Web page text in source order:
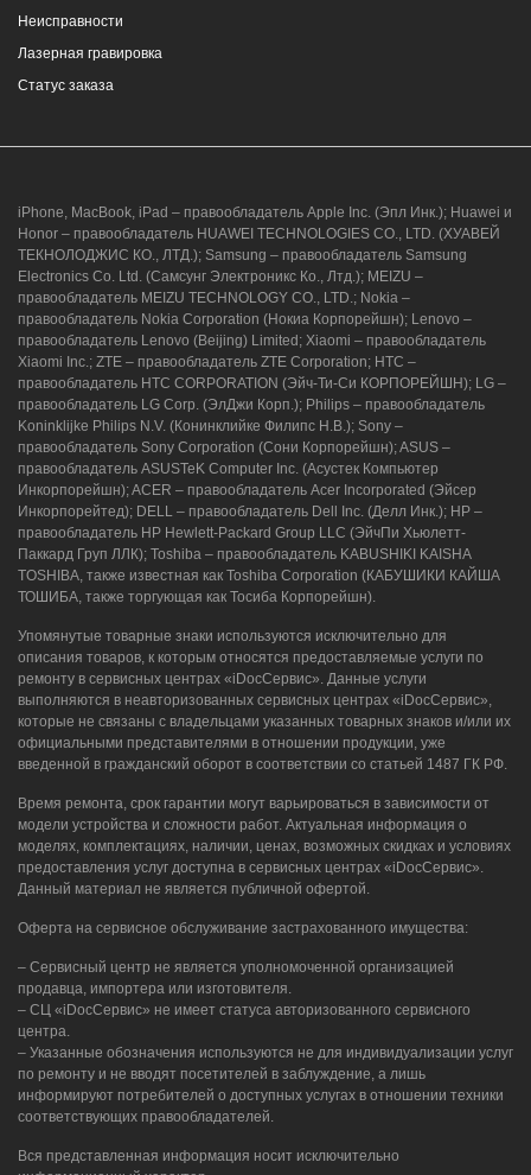
Неисправности
Лазерная гравировка
Статус заказа
iPhone, MacBook, iPad – правообладатель Apple Inc. (Эпл Инк.); Huawei и
Honor – правообладатель HUAWEI TECHNOLOGIES CO., LTD. (ХУАВЕЙ
ТЕКНОЛОДЖИС КО., ЛТД.); Samsung – правообладатель Samsung
Electronics Co. Ltd. (Самсунг Электроникс Ко., Лтд.); MEIZU –
правообладатель MEIZU TECHNOLOGY CO., LTD.; Nokia –
правообладатель Nokia Corporation (Нокиа Корпорейшн); Lenovo –
правообладатель Lenovo (Beijing) Limited; Xiaomi – правообладатель
Xiaomi Inc.; ZTE – правообладатель ZTE Corporation; HTC –
правообладатель HTC CORPORATION (Эйч-Ти-Си КОРПОРЕЙШН); LG –
правообладатель LG Corp. (ЭлДжи Корп.); Philips – правообладатель
Koninklijke Philips N.V. (Конинклийке Филипс Н.В.); Sony –
правообладатель Sony Corporation (Сони Корпорейшн); ASUS –
правообладатель ASUSTeK Computer Inc. (Асустек Компьютер
Инкорпорейшн); ACER – правообладатель Acer Incorporated (Эйсер
Инкорпорейтед); DELL – правообладатель Dell Inc. (Делл Инк.); HP –
правообладатель HP Hewlett-Packard Group LLC (ЭйчПи Хьюлетт-
Паккард Груп ЛЛК); Toshiba – правообладатель KABUSHIKI KAISHA
TOSHIBA, также известная как Toshiba Corporation (КАБУШИКИ КАЙША
ТОШИБА, также торгующая как Тосиба Корпорейшн).
Упомянутые товарные знаки используются исключительно для
описания товаров, к которым относятся предоставляемые услуги по
ремонту в сервисных центрах «iDocСервис». Данные услуги
выполняются в неавторизованных сервисных центрах «iDocСервис»,
которые не связаны с владельцами указанных товарных знаков и/или их
официальными представителями в отношении продукции, уже
введенной в гражданский оборот в соответствии со статьей 1487 ГК РФ.
Время ремонта, срок гарантии могут варьироваться в зависимости от
модели устройства и сложности работ. Актуальная информация о
моделях, комплектациях, наличии, ценах, возможных скидках и условиях
предоставления услуг доступна в сервисных центрах «iDocСервис».
Данный материал не является публичной офертой.
Оферта на сервисное обслуживание застрахованного имущества:
– Сервисный центр не является уполномоченной организацией
продавца, импортера или изготовителя.
– СЦ «iDocСервис» не имеет статуса авторизованного сервисного
центра.
– Указанные обозначения используются не для индивидуализации услуг
по ремонту и не вводят посетителей в заблуждение, а лишь
информируют потребителей о доступных услугах в отношении техники
соответствующих правообладателей.
Вся представленная информация носит исключительно